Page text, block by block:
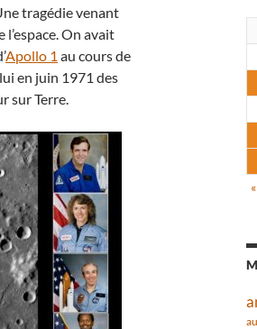
tragédie venant
On avait
Apollo 1 au cours de
en juin 1971 des
sur Terre.